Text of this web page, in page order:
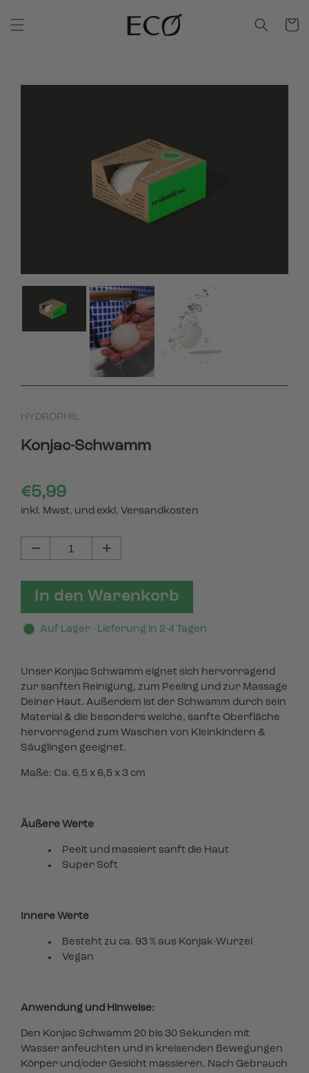
HYDROPHIL
Konjac-Schwamm
€5,99
inkl. Mwst. und exkl. Versandkosten
In den Warenkorb
Auf Lager - Lieferung in 2-4 Tagen
Unser Konjac Schwamm eignet sich hervorragend
zur sanften Reinigung, zum Peeling und zur Massage
Deiner Haut. Außerdem ist der Schwamm durch sein
Material & die besonders weiche, sanfte Oberfläche
hervorragend zum Waschen von Kleinkindern &
Säuglingen geeignet.
Maße: Ca. 6,5 x 6,5 x 3 cm
Äußere Werte
Peelt und massiert sanft die Haut
Super Soft
Innere Werte
Besteht zu ca. 93 % aus Konjak-Wurzel
Vegan
Anwendung und Hinweise:
Den Konjac Schwamm 20 bis 30 Sekunden mit
Wasser anfeuchten und in kreisenden Bewegungen
Körper und/oder Gesicht massieren. Nach Gebrauch